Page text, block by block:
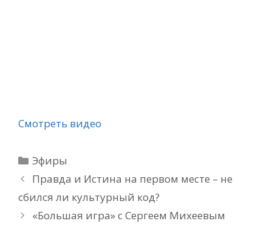
Смотреть видео
Рубрики
Эфиры
Правда и Истина на первом месте – не
сбился ли культурный код?
«Большая игра» с Сергеем Михеевым